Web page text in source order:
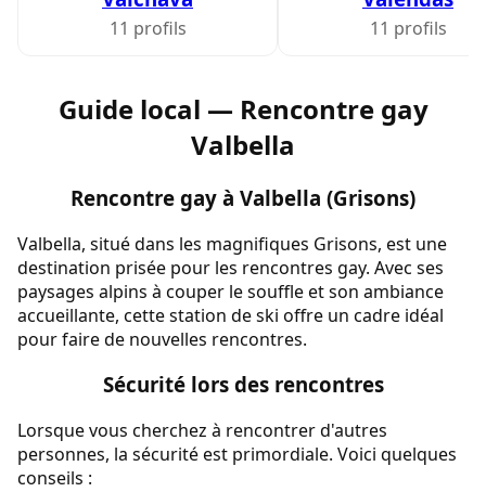
11 profils 11 profils
Guide local — Rencontre gay
Valbella
Rencontre gay à Valbella (Grisons)
Valbella, situé dans les magnifiques Grisons, est une
destination prisée pour les rencontres gay. Avec ses
paysages alpins à couper le souffle et son ambiance
accueillante, cette station de ski offre un cadre idéal
pour faire de nouvelles rencontres.
Sécurité lors des rencontres
Lorsque vous cherchez à rencontrer d'autres
personnes, la sécurité est primordiale. Voici quelques
conseils :